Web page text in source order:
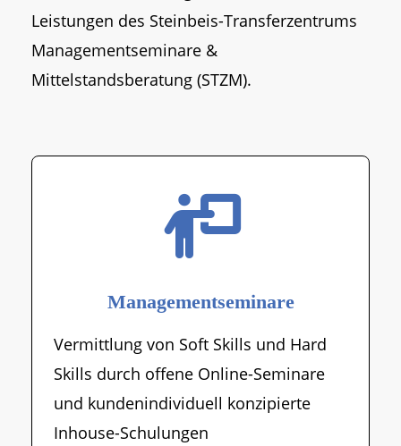
Leistungen des Steinbeis-Transferzentrums
Managementseminare &
Mittelstandsberatung (STZM).
Managementseminare
Vermittlung von Soft Skills und Hard
Skills durch offene Online-Seminare
und kundenindividuell konzipierte
Inhouse-Schulungen